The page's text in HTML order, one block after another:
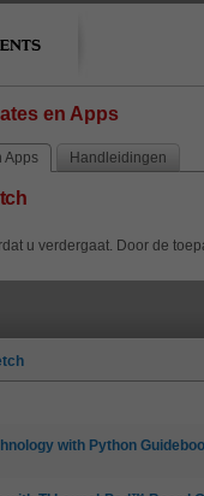
en Apps
Apps Handleidingen
u verdergaat. Door de
with Python